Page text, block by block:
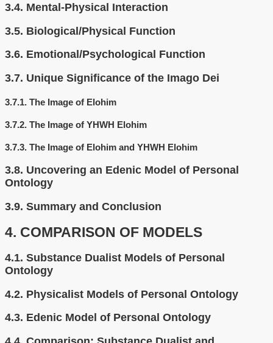
3.4. Mental-Physical Interaction
3.5. Biological/Physical Function
3.6. Emotional/Psychological Function
3.7. Unique Significance of the Imago Dei
3.7.1. The Image of Elohim
3.7.2. The Image of YHWH Elohim
3.7.3. The Image of Elohim and YHWH Elohim
3.8. Uncovering an Edenic Model of Personal
Ontology
3.9. Summary and Conclusion
4. COMPARISON OF MODELS
4.1. Substance Dualist Models of Personal
Ontology
4.2. Physicalist Models of Personal Ontology
4.3. Edenic Model of Personal Ontology